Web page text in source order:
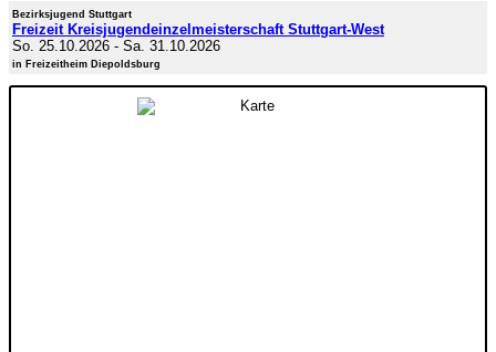
Bezirksjugend Stuttgart
Freizeit Kreisjugendeinzelmeisterschaft Stuttgart-West
So. 25.10.2026 - Sa. 31.10.2026
in Freizeitheim Diepoldsburg